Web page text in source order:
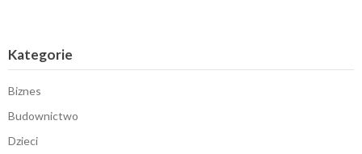
Kategorie
Biznes
Budownictwo
Dzieci